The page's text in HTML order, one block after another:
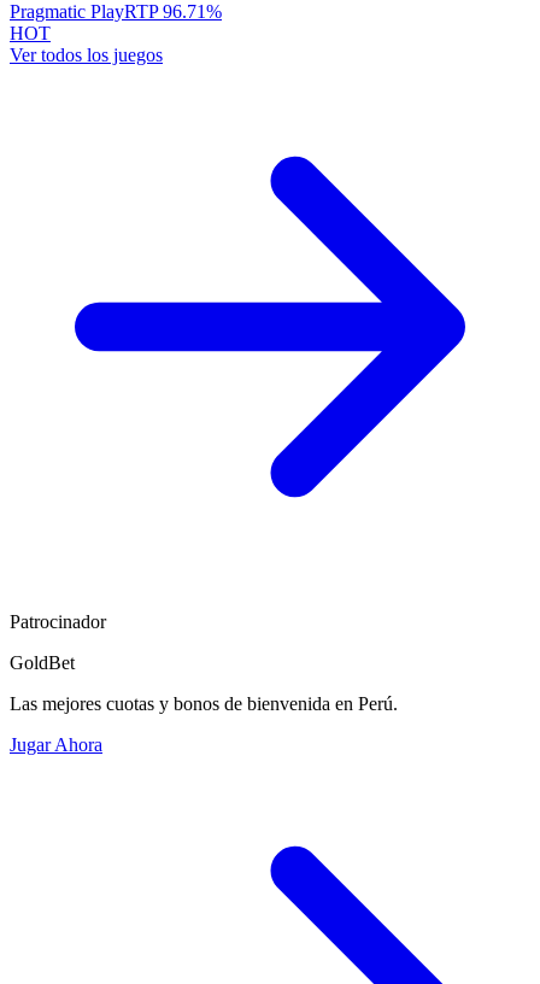
Pragmatic PlayRTP96.71%
HOT
Ver todos los juegos
Patrocinador
GoldBet
Las mejores cuotas y bonos de bienvenida en Perú.
Jugar Ahora